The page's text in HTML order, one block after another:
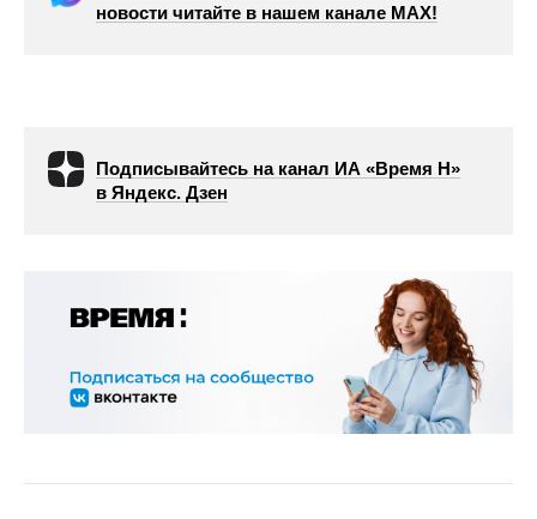
новости читайте в нашем канале МАХ!
Подписывайтесь на канал ИА «Время Н»
в Яндекс. Дзен